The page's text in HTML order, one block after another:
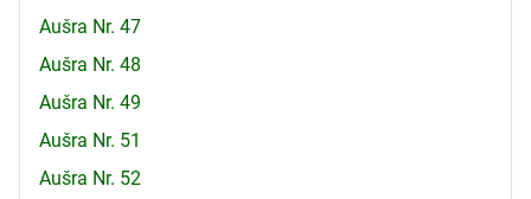
Aušra Nr. 47
Aušra Nr. 48
Aušra Nr. 49
Aušra Nr. 51
Aušra Nr. 52